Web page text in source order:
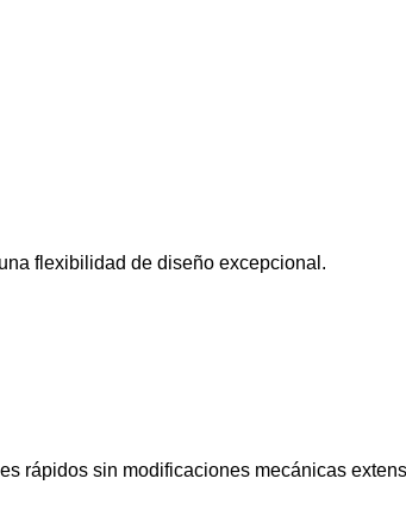
flexibilidad de diseño excepcional.
rápidos sin modificaciones mecánicas